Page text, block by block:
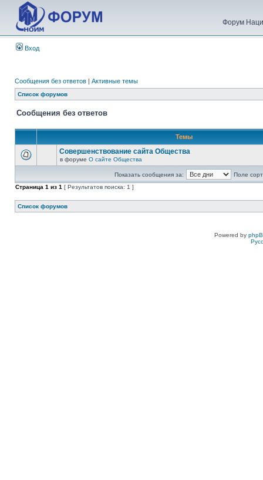
Форум
Вход
Сообщения без ответов | Активные темы
Список форумов
Сообщения без ответов
Темы
Совершенствование сайта Общества
в форуме О сайте Общества
Показать сообщения за:
Поле
Страница 1 из 1 [ Результатов поиска: 1 ]
Список форумов
Powered by